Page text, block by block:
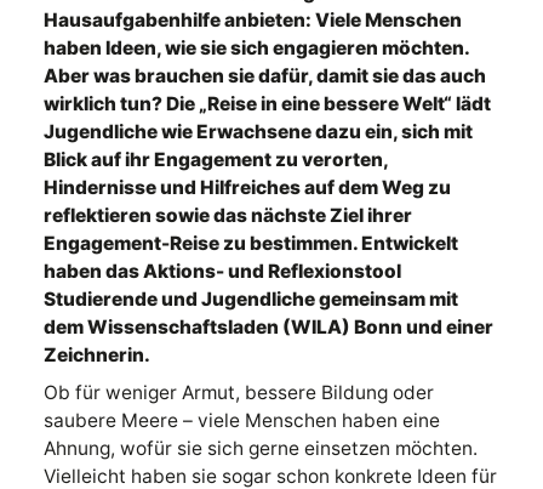
Hausaufgabenhilfe anbieten: Viele Menschen
haben Ideen, wie sie sich engagieren möchten.
Aber was brauchen sie dafür, damit sie das auch
wirklich tun? Die „Reise in eine bessere Welt“ lädt
Jugendliche wie Erwachsene dazu ein, sich mit
Blick auf ihr Engagement zu verorten,
Hindernisse und Hilfreiches auf dem Weg zu
reflektieren sowie das nächste Ziel ihrer
Engagement-Reise zu bestimmen. Entwickelt
haben das Aktions- und Reflexionstool
Studierende und Jugendliche gemeinsam mit
dem Wissenschaftsladen (WILA) Bonn und einer
Zeichnerin.
Ob für weniger Armut, bessere Bildung oder
saubere Meere – viele Menschen haben eine
Ahnung, wofür sie sich gerne einsetzen möchten.
Vielleicht haben sie sogar schon konkrete Ideen für